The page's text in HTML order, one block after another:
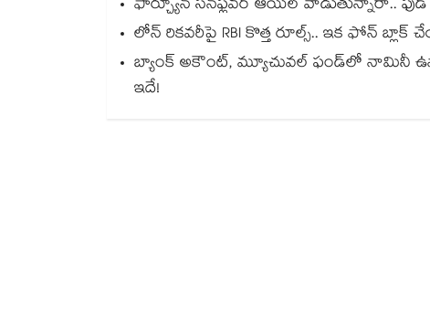
ఫార్చ్యూన్ సన్‌ఫ్లవర్ ఆయిల్ వాడుతున్నారా..
లోన్ రికవరీపై RBI కొత్త రూల్స్.. ఇక ఫోన్ బ్లాక్
బ్యాంక్ అకౌంట్, మ్యూచువల్ ఫండ్‌లో నామినీ
ఇదే!